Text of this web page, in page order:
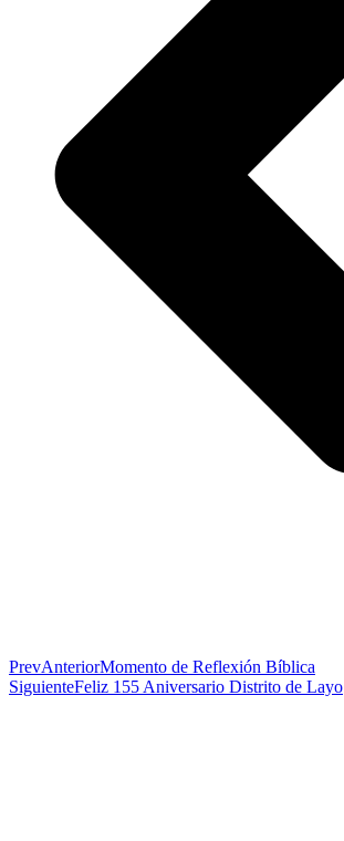
PrevAnteriorMomento de Reflexión Bíblica
SiguienteFeliz 155 Aniversario Distrito de Layo